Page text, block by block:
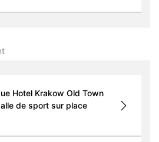
Hotel Krakow Old Town
de sport sur place